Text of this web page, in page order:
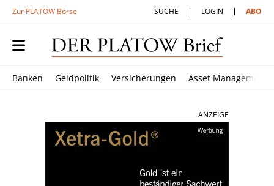
Zur PLATOW Börse SUCHE LOGIN ABO
Banken Geldpolitik Versicherungen Asset Management
ANZEIGE